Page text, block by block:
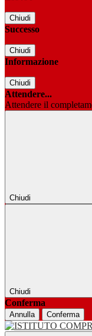
Chiudi
Successo
Chiudi
Informazione
Chiudi
Attendere...
Attendere il
Chiudi
Chiudi
Conferma
Annulla Conferma